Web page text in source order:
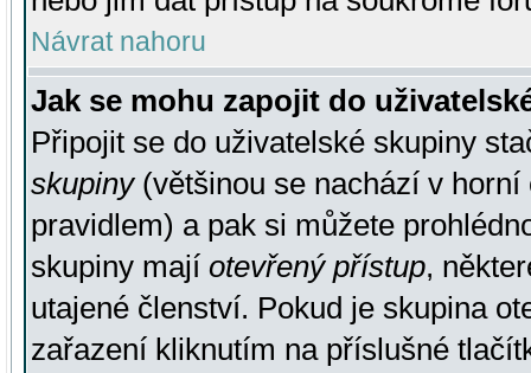
Návrat nahoru
Jak se mohu zapojit do
Připojit se do uživatelské skupiny
skupiny(většinou se nachází v horní
pravidlem) a pak si můžete
skupiny mají otevřený přístup,
utajené členství. Pokud je skupina
zařazení kliknutím na příslušné